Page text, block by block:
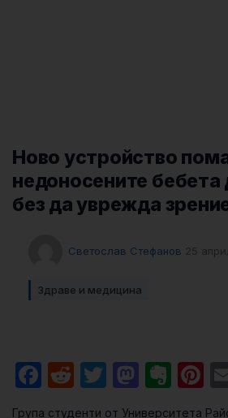
Ново устройство
недоносените
без да уврежда
Светослав Стефанов 25
Здраве и медицина
Facebook
RedditTwitter
Група студенти от Университета